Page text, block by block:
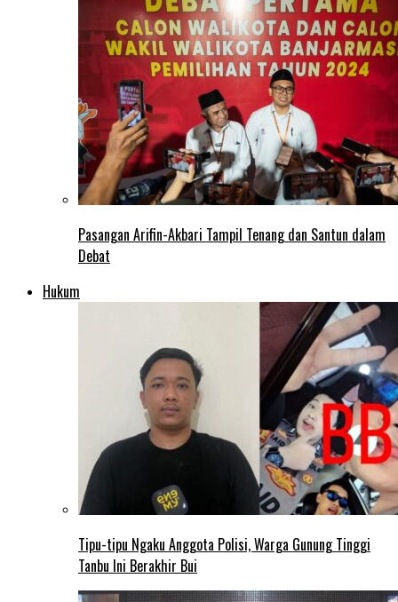
Pasangan Arifin-Akbari Tampil Tenang dan Santun dalam
Debat
Hukum
Tipu-tipu Ngaku Anggota Polisi, Warga Gunung Tinggi
Tanbu Ini Berakhir Bui